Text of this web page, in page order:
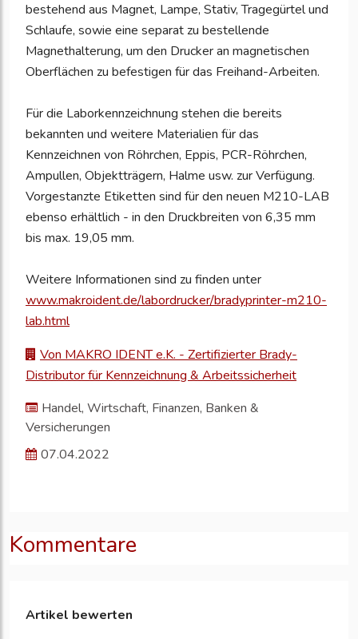
bestehend aus Magnet, Lampe, Stativ, Tragegürtel und
Schlaufe, sowie eine separat zu bestellende
Magnethalterung, um den Drucker an magnetischen
Oberflächen zu befestigen für das Freihand-Arbeiten.
Für die Laborkennzeichnung stehen die bereits
bekannten und weitere Materialien für das
Kennzeichnen von Röhrchen, Eppis, PCR-Röhrchen,
Ampullen, Objektträgern, Halme usw. zur Verfügung.
Vorgestanzte Etiketten sind für den neuen M210-LAB
ebenso erhältlich - in den Druckbreiten von 6,35 mm
bis max. 19,05 mm.
Weitere Informationen sind zu finden unter
www.makroident.de/labordrucker/bradyprinter-m210-
lab.html
Von MAKRO IDENT e.K. - Zertifizierter Brady-
Distributor für Kennzeichnung & Arbeitssicherheit
Handel, Wirtschaft, Finanzen, Banken &
Versicherungen
07.04.2022
Kommentare
Artikel bewerten